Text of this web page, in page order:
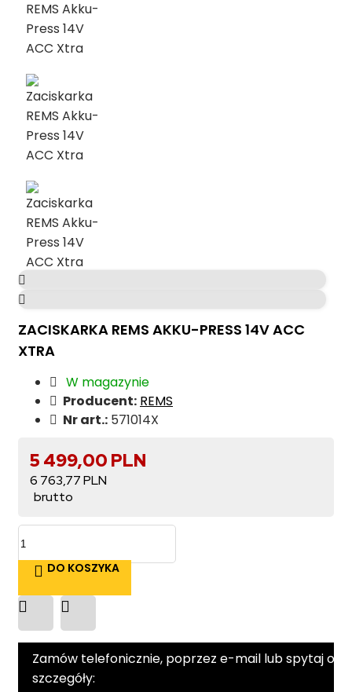
ZACISKARKA REMS AKKU-PRESS 14V ACC
XTRA
W magazynie
Producent: REMS
Nr art.: 571014X
5 499,00 PLN
6 763,77 PLN
DO KOSZYKA
Zamów telefonicznie, poprzez e-mail lub spytaj o
szczegóły: